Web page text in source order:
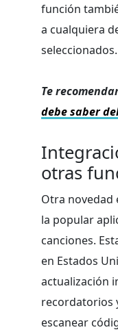
función
a cualquiera
seleccionados.
Te
debe saber
otras
Otra novedad
la popular
canciones.
en Estados
actualización
recordatorios
escanear